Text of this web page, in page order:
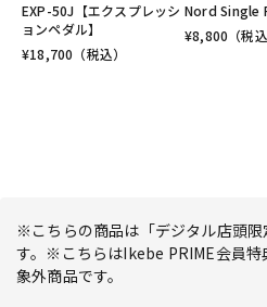
EXP-50J【エクスプレッシ
ョンペダル】
¥18,700 （税込）
Nord Single
¥8,800 （税込
※こちらの商品は「デジタル店頭
す。※こちらはIkebe PRIME会員特
象外商品です。